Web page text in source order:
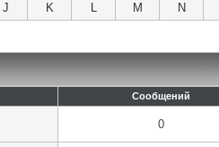
J K L M N
Сообщений
0